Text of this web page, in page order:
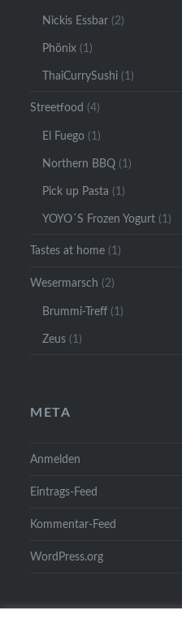
Nickis Essbar (2)
Phönix (1)
ThaiCurrySushi (1)
Streetfood (4)
El Fuego (1)
Northern BBQ (1)
Pick up Pasta (1)
YOYO´S Frozen Yogurt (1)
Tastes at home (1)
Wesermarsch (2)
Brummi-Treff (1)
Zeus (1)
META
Anmelden
Eintrags-Feed
Kommentar-Feed
WordPress.org